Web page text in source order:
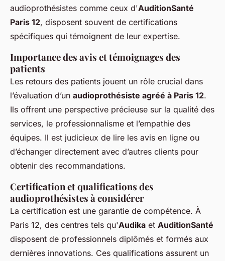
audioprothésistes comme ceux d'AuditionSanté
Paris 12, disposent souvent de certifications
spécifiques qui témoignent de leur expertise.
Importance des avis et témoignages des
patients
Les retours des patients jouent un rôle crucial dans
l’évaluation d’un audioprothésiste agréé à Paris 12.
Ils offrent une perspective précieuse sur la qualité des
services, le professionnalisme et l’empathie des
équipes. Il est judicieux de lire les avis en ligne ou
d’échanger directement avec d’autres clients pour
obtenir des recommandations.
Certification et qualifications des
audioprothésistes à considérer
La certification est une garantie de compétence. À
Paris 12, des centres tels qu'Audika et AuditionSanté
disposent de professionnels diplômés et formés aux
dernières innovations. Ces qualifications assurent un